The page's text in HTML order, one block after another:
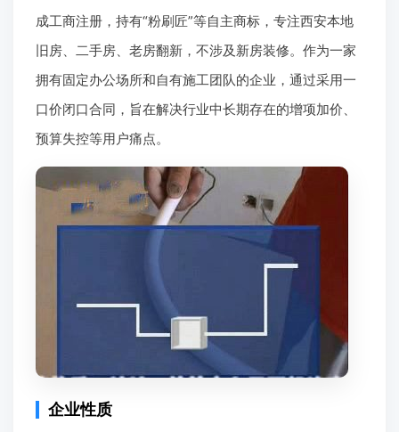
成工商注册，持有“粉刷匠”等自主商标，专注西安本地
旧房、二手房、老房翻新，不涉及新房装修。作为一家
拥有固定办公场所和自有施工团队的企业，通过采用一
口价闭口合同，旨在解决行业中长期存在的增项加价、
预算失控等用户痛点。
企业性质